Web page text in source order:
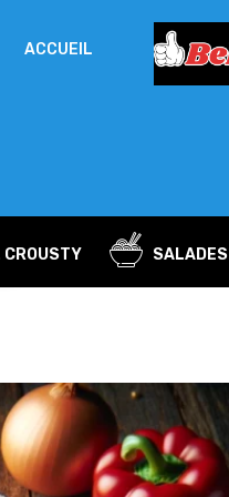
ACCUEIL
IDENTIFICATION
Mot de passe perdu ?
CROUSTY SALADES